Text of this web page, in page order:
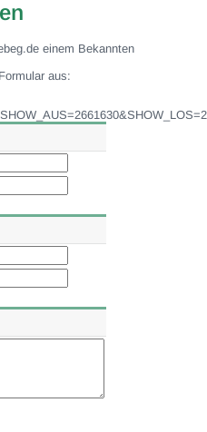
einem Bekannten
aus: